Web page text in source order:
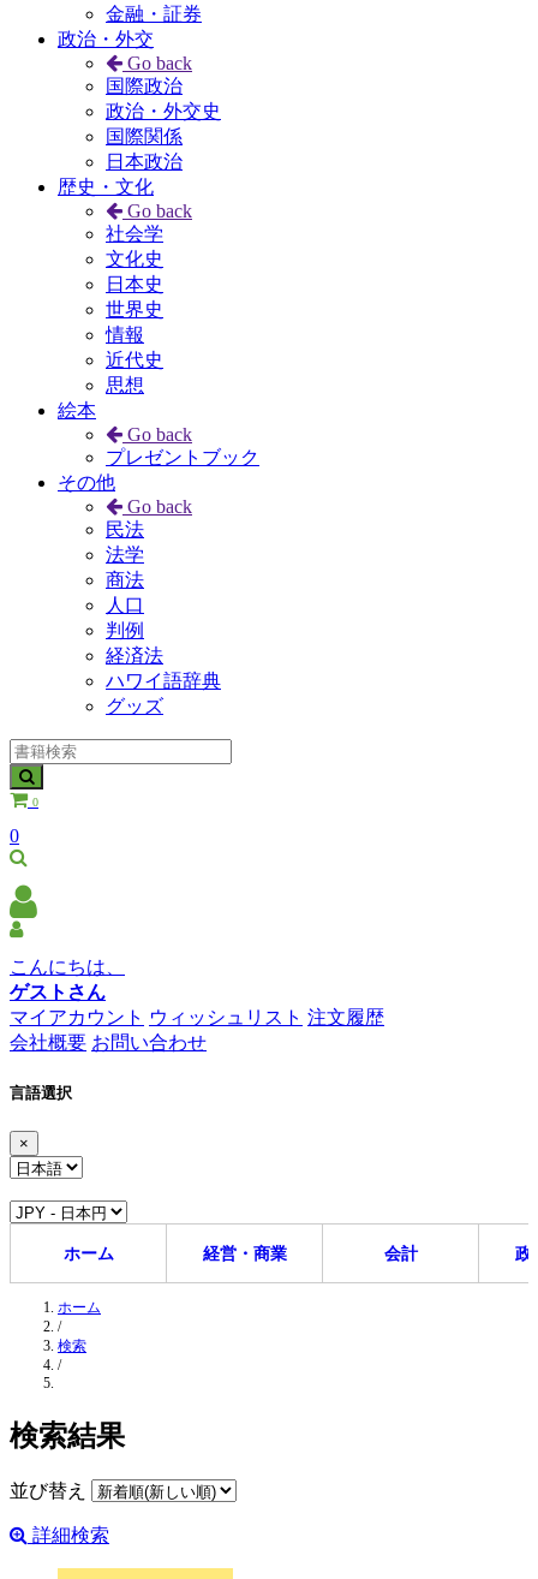
金融・証券
政治・外交
Go back
国際政治
政治・外交史
国際関係
日本政治
歴史・文化
Go back
社会学
文化史
日本史
世界史
情報
近代史
思想
絵本
Go back
プレゼントブック
その他
Go back
民法
法学
商法
人口
判例
経済法
ハワイ語辞典
グッズ
0
0
こんにちは、
ゲストさん
マイアカウント ウィッシュリスト 注文履歴
会社概要 お問い合わせ
言語選択
×
ホーム 経営・商業 会計 政
ホーム
/
検索
/
検索結果
並び替え
詳細検索